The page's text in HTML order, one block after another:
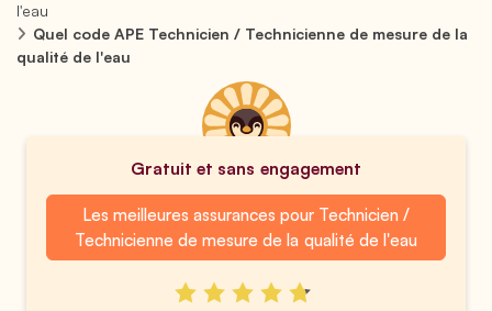
l'eau
Quel code APE Technicien / Technicienne de mesure de la
qualité de l'eau
Gratuit et sans engagement
Les meilleures assurances pour Technicien /
Technicienne de mesure de la qualité de l'eau